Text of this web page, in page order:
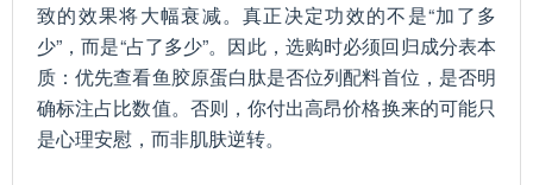
致的效果将大幅衰减。真正决定功效的不是“加了多
少”，而是“占了多少”。因此，选购时必须回归成分表本
质：优先查看鱼胶原蛋白肽是否位列配料首位，是否明
确标注占比数值。否则，你付出高昂价格换来的可能只
是心理安慰，而非肌肤逆转。